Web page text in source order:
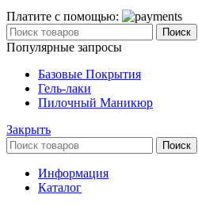
Платите с помощью:
Поиск
Популярные запросы
Базовые Покрытия
Гель-лаки
Пилочный Маникюр
Закрыть
Поиск
Информация
Каталог